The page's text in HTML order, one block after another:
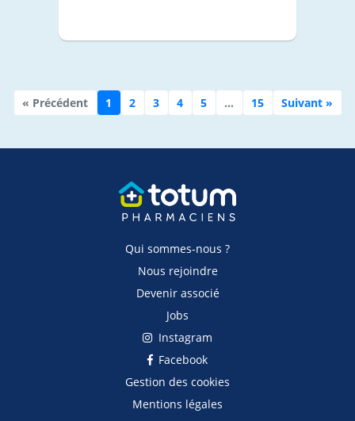
« Précédent 1 2 3 4 5 … 15 Suivant »
Qui sommes-nous ?
Nous rejoindre
Devenir associé
Jobs
Instagram
Facebook
Gestion des cookies
Mentions légales